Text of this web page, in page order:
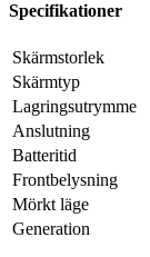
Specifikationer
Skärmstorlek
Skärmtyp
Lagringsutrymme
Anslutning
Batteritid
Frontbelysning
Mörkt läge
Generation